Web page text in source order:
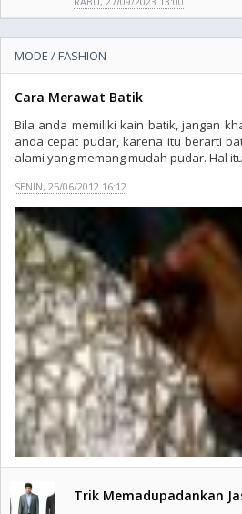
MODE / FASHION
Cara Merawat Batik
Bila anda memiliki kain batik, jangan
anda cepat pudar, karena itu berarti
alami yang memang mudah pudar. Hal
SENIN, 25/06/2012 16:12
Trik Memadupadankan